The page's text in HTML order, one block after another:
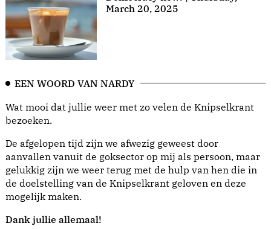
March 20, 2025
EEN WOORD VAN NARDY
Wat mooi dat jullie weer met zo velen de Knipselkrant
bezoeken.
De afgelopen tijd zijn we afwezig geweest door
aanvallen vanuit de goksector op mij als persoon, maar
gelukkig zijn we weer terug met de hulp van hen die in
de doelstelling van de Knipselkrant geloven en deze
mogelijk maken.
Dank jullie allemaal!